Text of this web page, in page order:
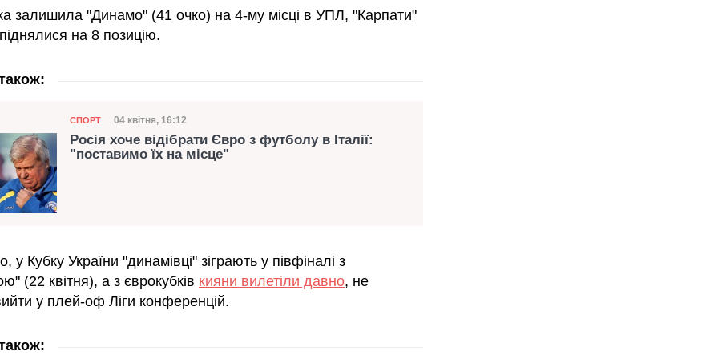
залишила "Динамо" (41 очко) на 4-му місці в УПЛ, "Карпати"
на 8 позицію.
Категорія
СПОРТ Дата публікації
04 квітня, 16:12
Росія хоче відібрати Євро з футболу в Італії:
"поставимо їх на місце"
у Кубку України "динамівці" зіграють у півфіналі з
(22 квітня), а з єврокубків кияни вилетіли давно, не
у плей-оф Ліги конференцій.